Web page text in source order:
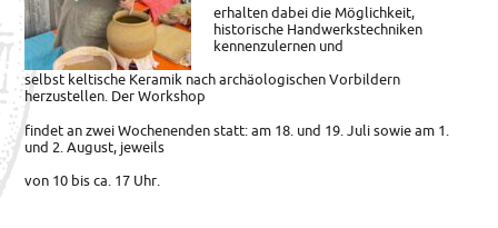
erhalten dabei die Möglichkeit,
historische Handwerkstechniken
kennenzulernen und
selbst keltische Keramik nach archäologischen Vorbildern
herzustellen. Der Workshop
findet an zwei Wochenenden statt: am 18. und 19. Juli sowie am 1.
und 2. August, jeweils
von 10 bis ca. 17 Uhr.